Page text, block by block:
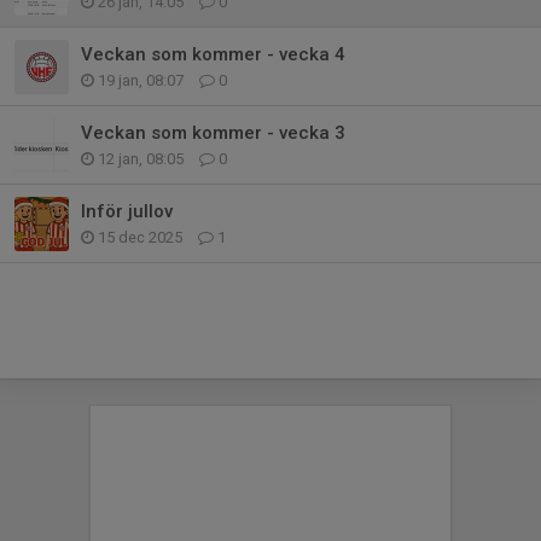
Veckan som kommer - vecka 4
19 jan, 08:07 0
Veckan som kommer - vecka 3
12 jan, 08:05 0
Inför jullov
15 dec 2025 1